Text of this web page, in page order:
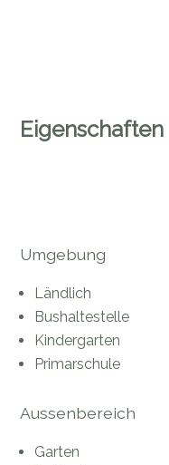
Eigenschaften
Umgebung
Ländlich
Bushaltestelle
Kindergarten
Primarschule
Aussenbereich
Garten